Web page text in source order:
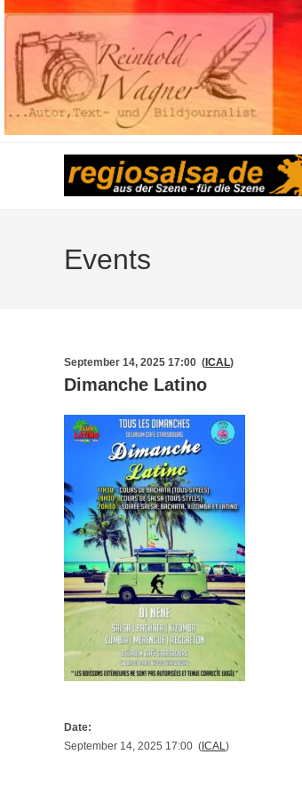
Events
September 14, 2025 17:00 ( ICAL)
Dimanche Latino
Date:
September 14, 2025 17:00 ( ICAL)